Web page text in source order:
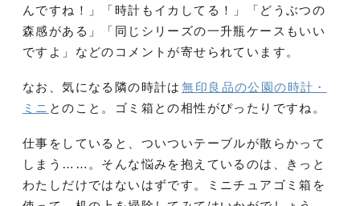
んですね！」「時計もイカしてる！」「どうぶつの
森感がある」「同じシリーズの一升瓶ケースもいい
ですよ」などのコメントが寄せられています。
なお、気になる隣の時計は 無印良品の公園の時計・
ミニ とのこと。ゴミ箱との相性がぴったりですね。
仕事をしていると、ついついテーブルが散らかって
しまう……。そんな悩みを抱えているのは、きっと
わたしだけではないはずです。ミニチュアゴミ箱を